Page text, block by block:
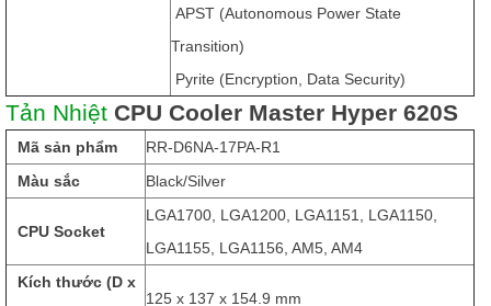
APST (Autonomous Power State
Transition)
Pyrite (Encryption, Data Security)
Tản Nhiệt CPU Cooler Master Hyper 620S
Mã sản phẩm
RR-D6NA-17PA-R1
Màu sắc
Black/Silver
CPU Socket
LGA1700, LGA1200, LGA1151, LGA1150,
LGA1155, LGA1156, AM5, AM4
Kích thước (D x
125 x 137 x 154.9 mm